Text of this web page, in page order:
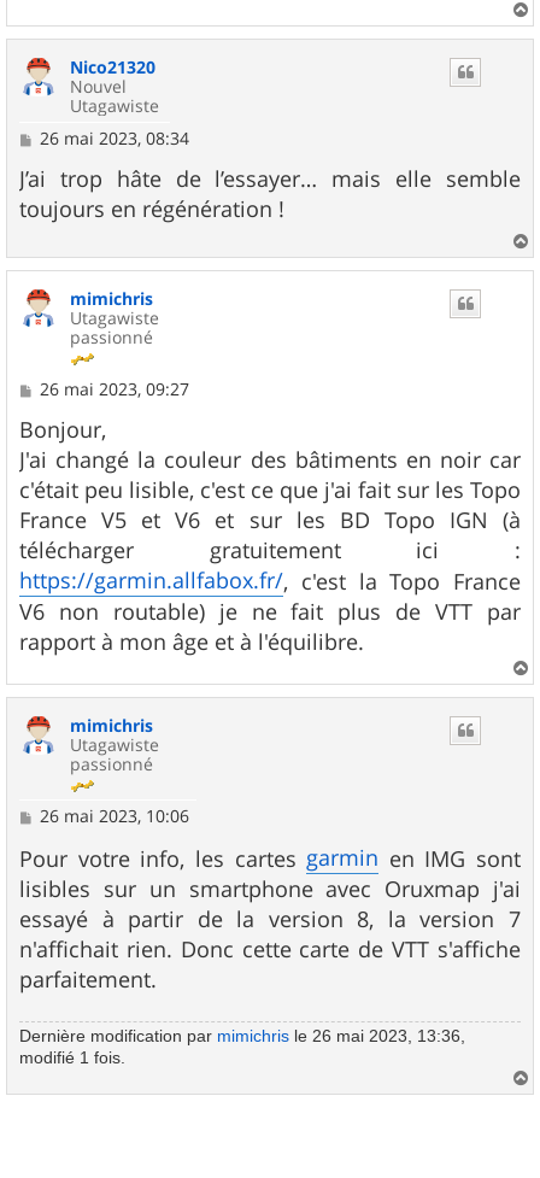
a
Nico21320
Nouvel
Utagawiste
M
s
s
a
e
26 mai 2023, 08:34
J’ai trop hâte de l’essayer… mais elle semble
toujours en régénération !
a
mimichris
Utagawiste
passionné
M
s
s
a
g
e
26 mai 2023, 09:27
Bonjour,
J'ai changé la couleur des bâtiments en noir car
c'était peu lisible, c'est ce que j'ai fait sur les Topo
France V5 et V6 et sur les BD Topo IGN (à
télécharger gratuitement ici :
https://garmin.allfabox.fr/, c'est la Topo France
V6 non routable) je ne fait plus de VTT par
rapport à mon âge et à l'équilibre.
a
mimichris
Utagawiste
passionné
M
s
s
a
g
e
26 mai 2023, 10:06
Pour votre info, les cartes garmin en IMG sont
lisibles sur un smartphone avec Oruxmap j'ai
essayé à partir de la version 8, la version 7
n'affichait rien. Donc cette carte de VTT s'affiche
parfaitement.
Dernière modification par mimichris le 26 mai 2023, 13:36,
modifié 1 fois.
a